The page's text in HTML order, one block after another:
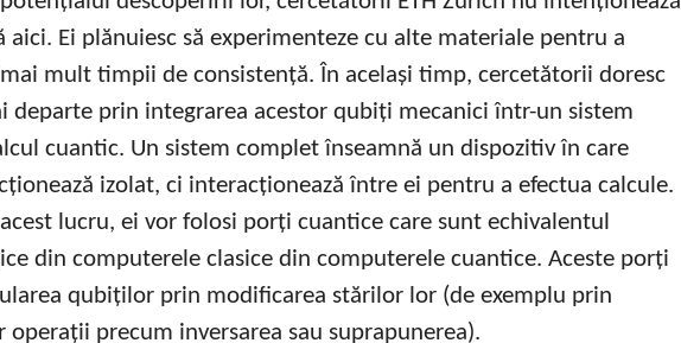
aici. Ei plănuiesc să experimenteze cu alte materiale pentru a
mult timpii de consistență. În același timp, cercetătorii doresc
departe prin integrarea acestor qubiți mecanici într-un sistem
cuantic. Un sistem complet înseamnă un dispozitiv în care
izolat, ci interacționează între ei pentru a efectua calcule.
lucru, ei vor folosi porți cuantice care sunt echivalentul
din computerele clasice din computerele cuantice. Aceste porți
qubiților prin modificarea stărilor lor (de exemplu prin
operații precum inversarea sau suprapunerea).